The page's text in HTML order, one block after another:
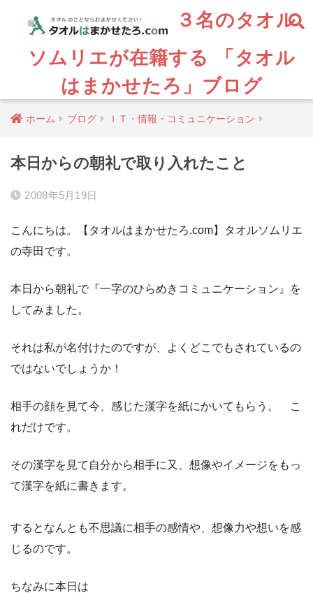
３名のタオル
ソムリエが在籍する 「タオル
はまかせたろ」ブログ
ホーム ブログ ＩＴ・情報・コミュニケーション
本日からの朝礼で取り入れたこと
2008年5月19日
こんにちは。【タオルはまかせたろ.com】タオルソムリエ
の寺田です。
本日から朝礼で『一字のひらめきコミュニケーション』を
してみました。
それは私が名付けたのですが、よくどこでもされているの
ではないでしょうか！
相手の顔を見て今、感じた漢字を紙にかいてもらう。 こ
れだけです。
その漢字を見て自分から相手に又、想像やイメージをもっ
て漢字を紙に書きます。
するとなんとも不思議に相手の感情や、想像力や想いを感
じるのです。
ちなみに本日は